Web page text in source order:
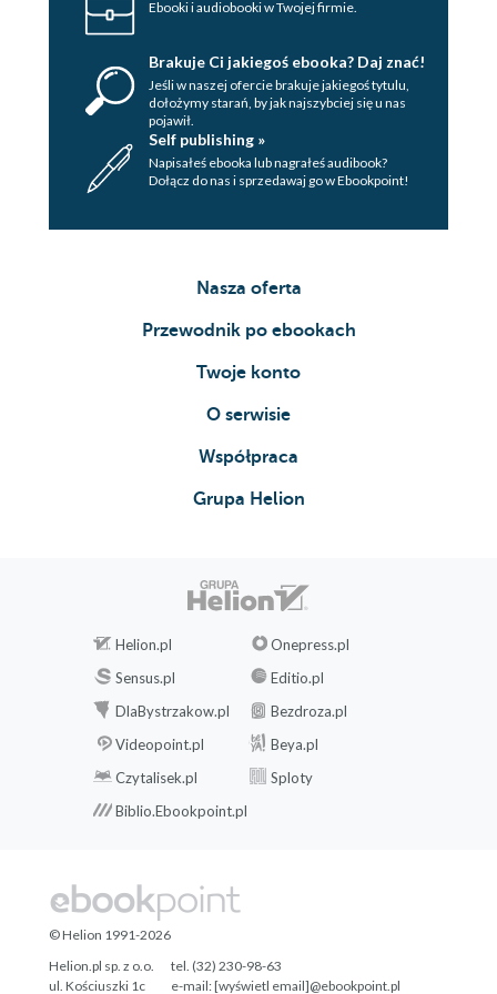
Rozdział 44
Rozdział 46
Rozdział 47
Rozdział 48
Rozdział 52
Polecamy inny książki autorstwa Danki Braun
Ebooki i audiobooki w Twojej firmie.
Brakuje Ci jakiegoś ebooka? Daj znać!
Jeśli w naszej ofercie brakuje jakiegoś tytulu,
dołożymy starań, by jak najszybciej się u nas
pojawił.
Self publishing »
Napisałeś ebooka lub nagrałeś audibook?
Dołącz do nas i sprzedawaj go w Ebookpoint!
Nasza oferta
Przewodnik po ebookach
Twoje konto
O serwisie
Współpraca
Grupa Helion
Helion.pl
Onepress.pl
Sensus.pl
Editio.pl
DlaBystrzakow.pl
Bezdroza.pl
Videopoint.pl
Beya.pl
Czytalisek.pl
Sploty
Biblio.Ebookpoint.pl
© Helion 1991-2026
Helion.pl sp. z o.o.
ul. Kościuszki 1c
tel. (32) 230-98-63
e-mail:[wyświetl email]@ebookpoint.pl